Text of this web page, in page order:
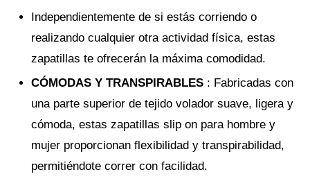
Independientemente de si estás corriendo o
realizando cualquier otra actividad física, estas
zapatillas te ofrecerán la máxima comodidad.
CÓMODAS Y TRANSPIRABLES : Fabricadas con
una parte superior de tejido volador suave, ligera y
cómoda, estas zapatillas slip on para hombre y
mujer proporcionan flexibilidad y transpirabilidad,
permitiéndote correr con facilidad.